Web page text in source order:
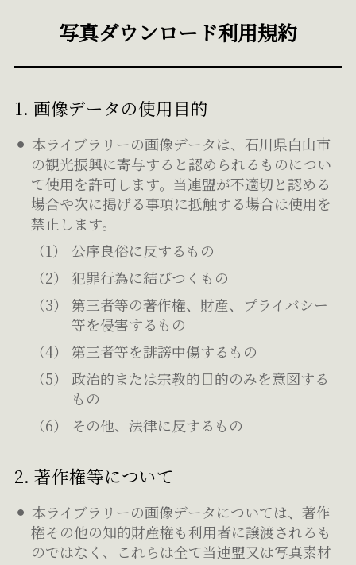
写真ダウンロード利用規約
1. 画像データの使用目的
本ライブラリーの画像データは、石川県白山市
の観光振興に寄与すると認められるものについ
て使用を許可します。当連盟が不適切と認める
場合や次に掲げる事項に抵触する場合は使用を
禁止します。
公序良俗に反するもの
犯罪行為に結びつくもの
第三者等の著作権、財産、プライバシー
等を侵害するもの
第三者等を誹謗中傷するもの
政治的または宗教的目的のみを意図する
もの
その他、法律に反するもの
2. 著作権等について
本ライブラリーの画像データについては、著作
権その他の知的財産権も利用者に譲渡されるも
のではなく、これらは全て当連盟又は写真素材